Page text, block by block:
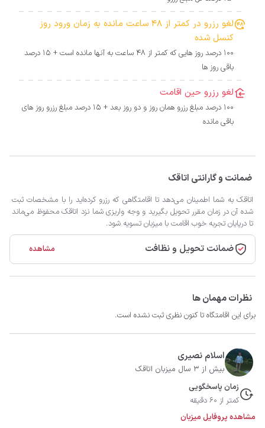
لغو رزرو در کمتر از 48 ساعت مانده به زمان ورود روز
کنسل شده
100 درصد روز هایی که کمتر از 48 ساعت به آنها مانده است + 15 درصد
باقی روز ها
لغو رزرو حین اقامت
100 درصد مبلغ رزرو همان روز و دو روز بعد + 15 درصد مبلغ رزرو روز های
باقی مانده
ضمانت و گارانتی اتاقک
اتاقک به شما اطمینان می‌دهد تا اقامتگاهی که رزرو کرده‌اید را با مشخصات ثبت
شده آن در زمان مقرر تحویل بگیرید و وجه واریزی شما نزد اتاقک محفوظ می‌ماند
تا درپایان تجربه خوب اقامت با میزبان تسویه شود.
ضمانت تحویل و نظافت مشاهده
نظرات مهمان ها
برای این اقامتگاه تا کنون نظری ثبت نشده است.
اسلام نصیری
بیش از 3 سال میزبان اتاقک
زمان پاسخگویی
کمتر از 60 دقیقه
مشاهده پروفایل میزبان